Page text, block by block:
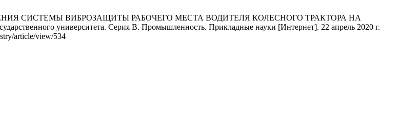
СИСТЕМЫ ВИБРОЗАЩИТЫ РАБОЧЕГО МЕСТА ВОДИТЕЛЯ КОЛЕСНОГО ТРАКТОРА НА
университета. Серия B. Промышленность. Прикладные науки [Интернет]. 22 апрель 2020 г.
article/view/534